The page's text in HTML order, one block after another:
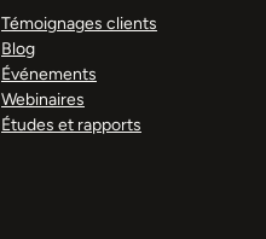
Témoignages clients
Blog
Événements
Webinaires
Études et rapports